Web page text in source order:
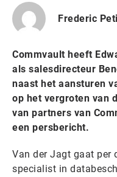
Frederic
Commvault heeft
als salesdirecteur
naast het aansturen
op het vergroten van
van partners van
een persbericht.
Van der Jagt gaat per
specialist in